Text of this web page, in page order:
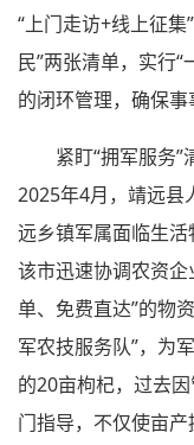
“上门走访+线上征集
民”两张清单，实行
的闭环管理，确保事
紧盯“拥军服务”
2025年4月，靖远县
远乡镇军属面临生活
该市迅速协调农资
单、免费直达”的物
军农技服务队”，为
的20亩枸杞，过去
门指导，不仅使亩